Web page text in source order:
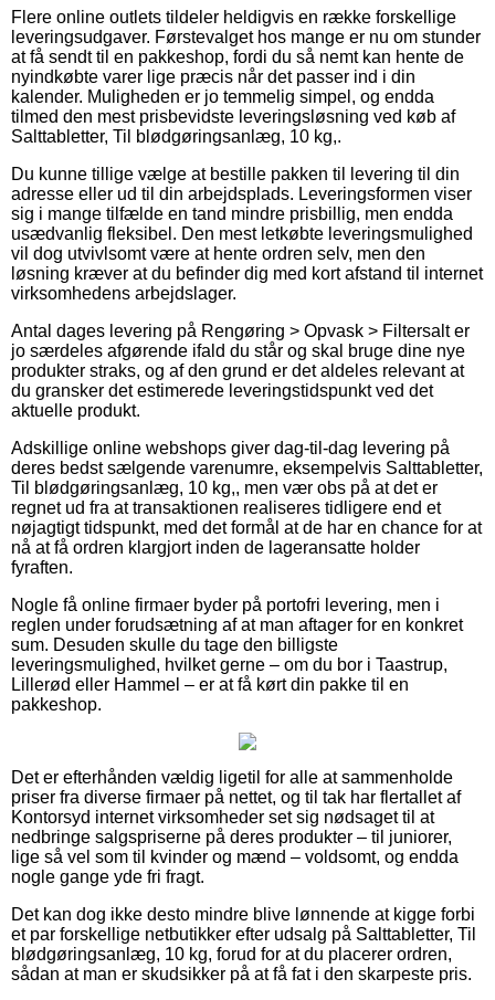
Flere online outlets tildeler heldigvis en række forskellige
leveringsudgaver. Førstevalget hos mange er nu om stunder
at få sendt til en pakkeshop, fordi du så nemt kan hente de
nyindkøbte varer lige præcis når det passer ind i din
kalender. Muligheden er jo temmelig simpel, og endda
tilmed den mest prisbevidste leveringsløsning ved køb af
Salttabletter, Til blødgøringsanlæg, 10 kg,.
Du kunne tillige vælge at bestille pakken til levering til din
adresse eller ud til din arbejdsplads. Leveringsformen viser
sig i mange tilfælde en tand mindre prisbillig, men endda
usædvanlig fleksibel. Den mest letkøbte leveringsmulighed
vil dog utvivlsomt være at hente ordren selv, men den
løsning kræver at du befinder dig med kort afstand til internet
virksomhedens arbejdslager.
Antal dages levering på Rengøring > Opvask > Filtersalt er
jo særdeles afgørende ifald du står og skal bruge dine nye
produkter straks, og af den grund er det aldeles relevant at
du gransker det estimerede leveringstidspunkt ved det
aktuelle produkt.
Adskillige online webshops giver dag-til-dag levering på
deres bedst sælgende varenumre, eksempelvis Salttabletter,
Til blødgøringsanlæg, 10 kg,, men vær obs på at det er
regnet ud fra at transaktionen realiseres tidligere end et
nøjagtigt tidspunkt, med det formål at de har en chance for at
nå at få ordren klargjort inden de lageransatte holder
fyraften.
Nogle få online firmaer byder på portofri levering, men i
reglen under forudsætning af at man aftager for en konkret
sum. Desuden skulle du tage den billigste
leveringsmulighed, hvilket gerne – om du bor i Taastrup,
Lillerød eller Hammel – er at få kørt din pakke til en
pakkeshop.
Det er efterhånden vældig ligetil for alle at sammenholde
priser fra diverse firmaer på nettet, og til tak har flertallet af
Kontorsyd internet virksomheder set sig nødsaget til at
nedbringe salgspriserne på deres produkter – til juniorer,
lige så vel som til kvinder og mænd – voldsomt, og endda
nogle gange yde fri fragt.
Det kan dog ikke desto mindre blive lønnende at kigge forbi
et par forskellige netbutikker efter udsalg på Salttabletter, Til
blødgøringsanlæg, 10 kg, forud for at du placerer ordren,
sådan at man er skudsikker på at få fat i den skarpeste pris.